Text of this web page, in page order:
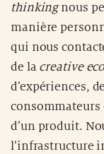
thinkingnous
manière
qui nous
de la creative
d’expériences, de
consommateurs
d’un produit.
l’infrastructure